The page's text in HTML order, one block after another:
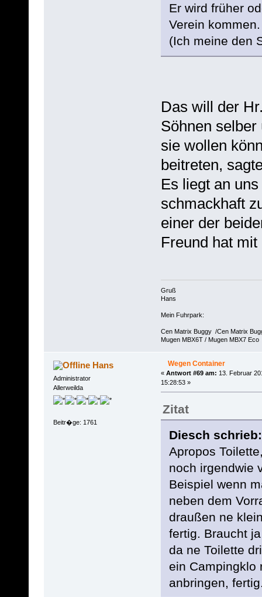
Er wird früher
Verein kommen.
(Ich meine den
Das will der
Söhnen
sie wollen
beitreten,
Es liegt an
schmackhaft
einer der
Freund hat
Gruß
Hans
Mein Fuhrpark:
Cen Matrix Buggy /Cen Matrix
Mugen MBX6T / Mugen MBX7 Eco
Hans
Administrator
Allerweilda
Beitr�ge: 1761
Wegen Container
« Antwort #69 am: 13. Februar
15:28:53 »
Zitat
Diesch schrieb:
Apropos
noch irgendwie
Beispiel wenn
neben dem
draußen ne
fertig. Braucht
da ne Toilette
ein Campingklo
anbringen,